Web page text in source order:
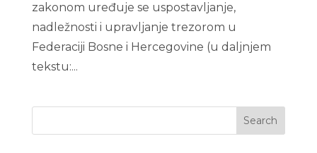
zakonom uređuje se uspostavljanje,
nadležnosti i upravljanje trezorom u
Federaciji Bosne i Hercegovine (u daljnjem
tekstu:...
Search